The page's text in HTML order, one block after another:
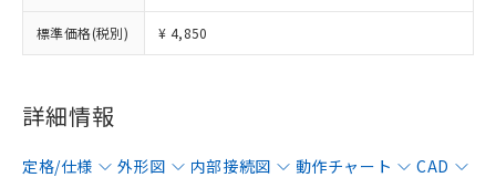
標準価格(税別) ¥ 4,850
詳細情報
定格/仕様 外形図 内部接続図 動作チャート
CAD